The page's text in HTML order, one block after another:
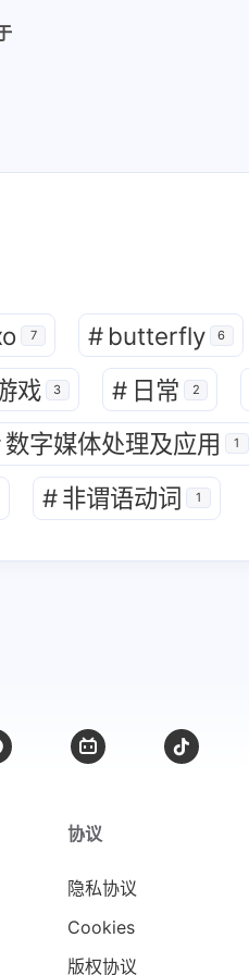
游戏3 C语言语法12 Hexo1
一致1 信息技术1 前端4
编程题19 英语9 英语从句3
计算机软件1 非谓语动词
十一月 2023
7 # butterfly 6
戏 3 # 日常 2
数字媒体处理及应用 1
#非谓语动词 1
协议
隐私协议
Cookies
版权协议